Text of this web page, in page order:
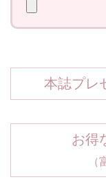
本誌プレ
お得
（